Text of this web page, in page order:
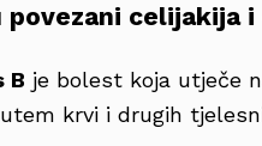
povezani celijakija
B je bolest koja utječe
krvi i drugih